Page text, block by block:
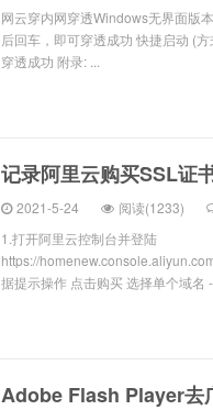
网云穿内网穿透Windows无界面版
后回车，即可穿透成功 快捷启动 (
穿透成功 附录: ...
记录阿里云购买SSL证
2021-5-24 阅读(1233)
1.打开阿里云控制台并登陆
https://
据提示操作 点击购买 选择单个域名
Adobe Flash Player去